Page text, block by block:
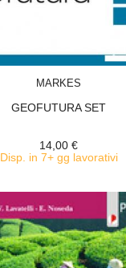
MARKES
GEOFUTURA SET
14,00 €
Disp. in 7+ gg lavorativi